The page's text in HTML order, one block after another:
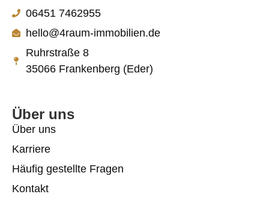
06451 7462955
hello@4raum-immobilien.de
Ruhrstraße 8
35066 Frankenberg (Eder)
Über uns
Über uns
Karriere
Häufig gestellte Fragen
Kontakt